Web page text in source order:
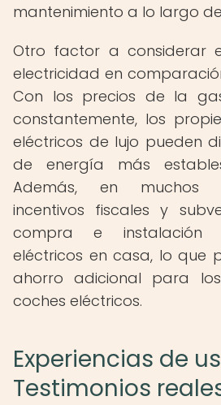
mantenimiento a lo largo
Otro factor a considerar
electricidad en
Con los precios de la
constantemente, los
eléctricos de lujo pueden
de energía más
Además, en muchos
incentivos fiscales y
compra e instalación
eléctricos en casa, lo que
ahorro adicional para
coches eléctricos.
Experiencias de
Testimonios